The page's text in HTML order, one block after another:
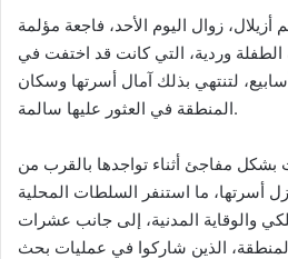
أزيلال، زوال اليوم الأحد، فاجعة مؤلمة
الطفلة وردية، التي كانت قد اختفت في
لتنتهي بذلك آمال أسرتها وسكان
المنطقة في العثور عليها سالمة.
بشكل مفاجئ أثناء تواجدها بالقرب من
أسرتها، ما استنفر السلطات المحلية
والوقاية المدنية، إلى جانب عشرات
الذين شاركوا في عمليات بحث